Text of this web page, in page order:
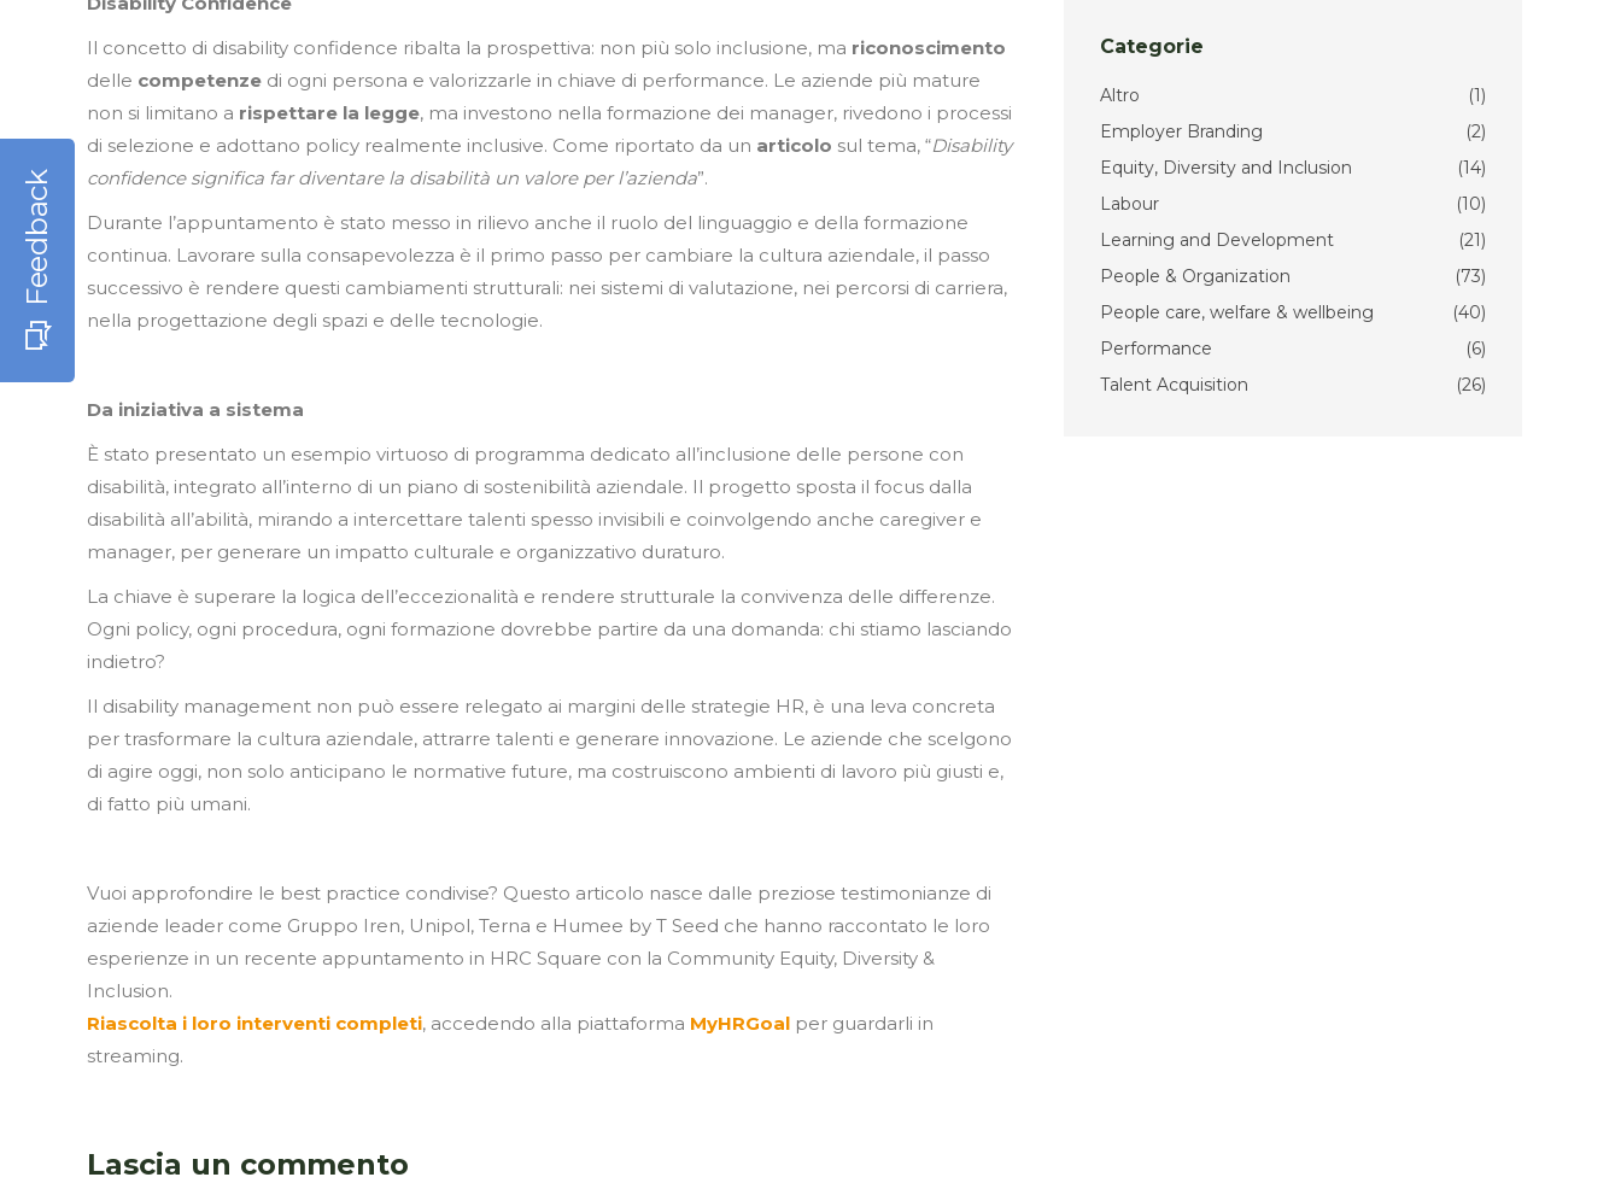
Il concetto di disability confidence ribalta la prospettiva: non più solo inclusione, ma riconoscimento
delle competenze di ogni persona e valorizzarle in chiave di performance. Le aziende più mature
non si limitano a rispettare la legge, ma investono nella formazione dei manager, rivedono i processi
di selezione e adottano policy realmente inclusive. Come riportato da un articolo sul tema, “Disability
confidence significa far diventare la disabilità un valore per l’azienda”.
Durante l’appuntamento è stato messo in rilievo anche il ruolo del linguaggio e della formazione
continua. Lavorare sulla consapevolezza è il primo passo per cambiare la cultura aziendale, il passo
successivo è rendere questi cambiamenti strutturali: nei sistemi di valutazione, nei percorsi di carriera,
nella progettazione degli spazi e delle tecnologie.
Da iniziativa a sistema
È stato presentato un esempio virtuoso di programma dedicato all’inclusione delle persone con
disabilità, integrato all’interno di un piano di sostenibilità aziendale. Il progetto sposta il focus dalla
disabilità all’abilità, mirando a intercettare talenti spesso invisibili e coinvolgendo anche caregiver e
manager, per generare un impatto culturale e organizzativo duraturo.
La chiave è superare la logica dell’eccezionalità e rendere strutturale la convivenza delle differenze.
Ogni policy, ogni procedura, ogni formazione dovrebbe partire da una domanda: chi stiamo lasciando
indietro?
Il disability management non può essere relegato ai margini delle strategie HR, è una leva concreta
per trasformare la cultura aziendale, attrarre talenti e generare innovazione. Le aziende che scelgono
di agire oggi, non solo anticipano le normative future, ma costruiscono ambienti di lavoro più giusti e,
di fatto più umani.
Vuoi approfondire le best practice condivise? Questo articolo nasce dalle preziose testimonianze di
aziende leader come Gruppo Iren, Unipol, Terna e Humee by T Seed che hanno raccontato le loro
esperienze in un recente appuntamento in HRC Square con la Community Equity, Diversity &
Inclusion.
Riascolta i loro interventi completi, accedendo alla piattaforma MyHRGoal per guardarli in
streaming.
Lascia un commento
Categorie
Altro
(1)
Employer Branding
(2)
Equity, Diversity and Inclusion
(14)
Labour
(10)
Learning and Development
(21)
People & Organization
(73)
People care, welfare & wellbeing
(40)
Performance
(6)
Talent Acquisition
(26)
Feedback